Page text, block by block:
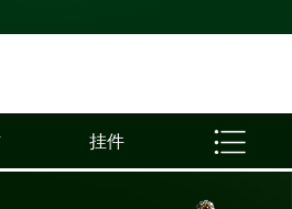
挂件